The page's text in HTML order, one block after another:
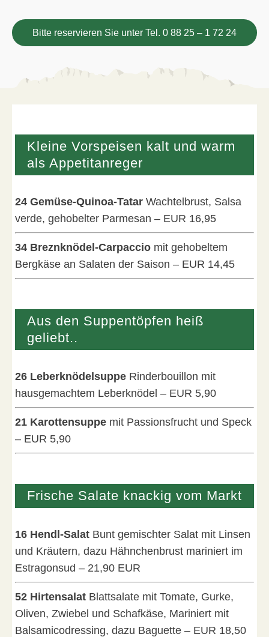
Bitte reservieren Sie unter Tel. 0 88 25 – 1 72 24
Kleine Vorspeisen kalt und warm
als Appetitanreger
24 Gemüse-Quinoa-Tatar Wachtelbrust, Salsa
verde, gehobelter Parmesan – EUR 16,95
34 Breznknödel-Carpaccio mit gehobeltem
Bergkäse an Salaten der Saison – EUR 14,45
Aus den Suppentöpfen heiß
geliebt..
26 Leberknödelsuppe Rinderbouillon mit
hausgemachtem Leberknödel – EUR 5,90
21 Karottensuppe mit Passionsfrucht und Speck
– EUR 5,90
Frische Salate knackig vom Markt
16 Hendl-Salat Bunt gemischter Salat mit Linsen
und Kräutern, dazu Hähnchenbrust mariniert im
Estragonsud – 21,90 EUR
52 Hirtensalat Blattsalate mit Tomate, Gurke,
Oliven, Zwiebel und Schafkäse, Mariniert mit
Balsamicodressing, dazu Baguette – EUR 18,50